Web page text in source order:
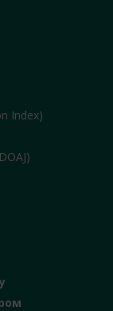
Index)